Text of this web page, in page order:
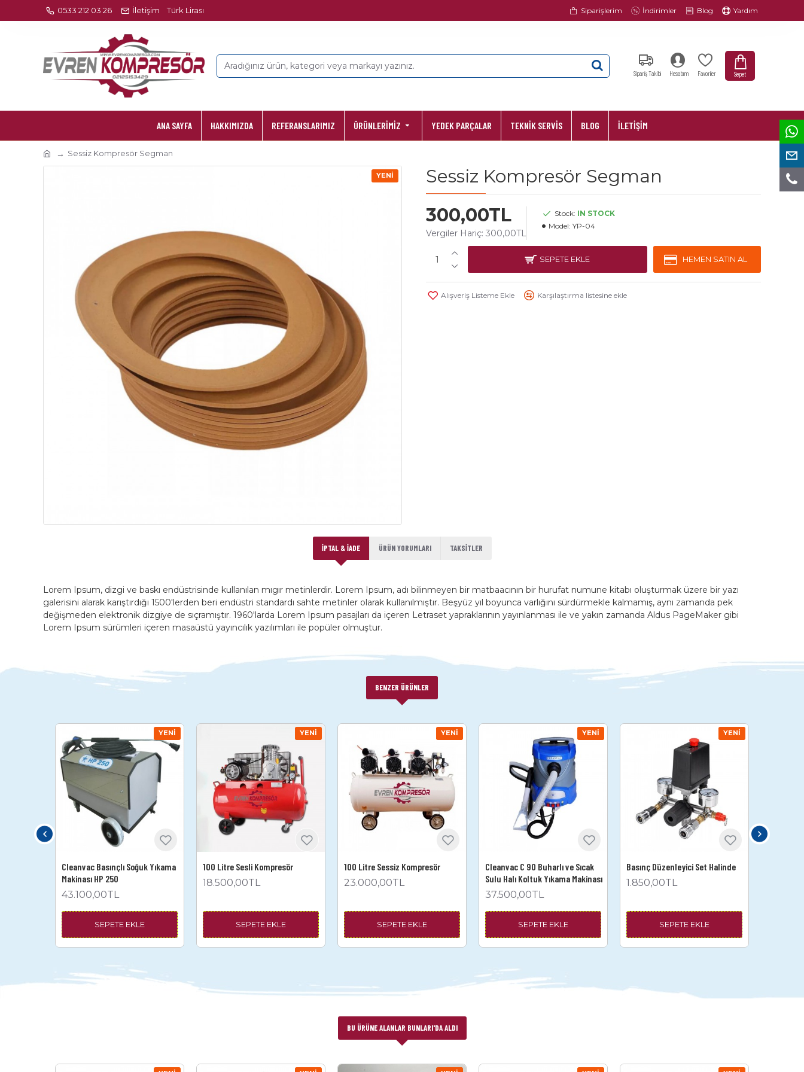
0533 212 03 26 İletişim Türk Lirası Siparişlerim İndirimler Blog Yardım
Sipariş Takibi Hesabım Favoriler Sepet
ANA SAYFA HAKKIMIZDA REFERANSLARIMIZ ÜRÜNLERİMİZ YEDEK PARÇALAR TEKNİK SERVİS BLOG İLETİŞİM
Sessiz Kompresör Segman
YENI
Sessiz Kompresör Segman
300,00TL
Vergiler Hariç: 300,00TL
Stock: IN STOCK
Model: YP-04
SEPETE EKLE HEMEN SATIN AL
Alışveriş Listeme Ekle Karşılaştırma listesine ekle
İPTAL & İADE ÜRÜN YORUMLARI TAKSITLER
Lorem Ipsum, dizgi ve baskı endüstrisinde kullanılan mıgır metinlerdir. Lorem Ipsum, adı bilinmeyen bir matbaacının bir hurufat numune kitabı oluşturmak üzere bir yazı
galerisini alarak karıştırdığı 1500'lerden beri endüstri standardı sahte metinler olarak kullanılmıştır. Beşyüz yıl boyunca varlığını sürdürmekle kalmamış, aynı zamanda pek
değişmeden elektronik dizgiye de sıçramıştır. 1960'larda Lorem Ipsum pasajları da içeren Letraset yapraklarının yayınlanması ile ve yakın zamanda Aldus PageMaker gibi
Lorem Ipsum sürümleri içeren masaüstü yayıncılık yazılımları ile popüler olmuştur.
BENZER ÜRÜNLER
YENI
Cleanvac Basınçlı Soğuk Yıkama
Makinası HP 250
43.100,00TL
SEPETE EKLE
YENI
100 Litre Sesli Kompresör
18.500,00TL
SEPETE EKLE
YENI
100 Litre Sessiz Kompresör
23.000,00TL
SEPETE EKLE
YENI
Cleanvac C 90 Buharlı ve Sıcak
Sulu Halı Koltuk Yıkama Makinası
37.500,00TL
SEPETE EKLE
YENI
Basınç Düzenleyici Set Halinde
1.850,00TL
SEPETE EKLE
BU ÜRÜNE ALANLAR BUNLARI'DA ALDI